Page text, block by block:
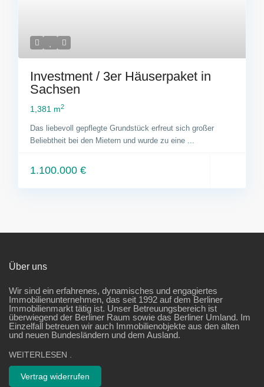
Investment / 3er Häuserpaket in
Sachsen
1,381 m2
Das liebevoll gepflegte Grundstück erfreut sich großer
Beliebtheit bei den Mietern und wurde zu eine ...
1.100.000 €
Über uns
Wir sind ein erfahrenes, dynamisches und engagiertes
Immobilienunternehmen, das seit 1992 auf dem Berliner
Immobilienmarkt tätig ist. Unser Betreuungsbereich ist
überwiegend der Berliner Raum sowie das Berliner Umland. Im
Einzelfall betreuen wir auch Immobilienobjekte aus den alten
und neuen Bundesländern und dem Ausland.
WEITERLESEN
Vertrag widerrufen